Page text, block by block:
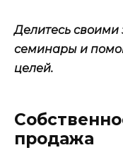
Делитесь
семинары и
целей.
продажа